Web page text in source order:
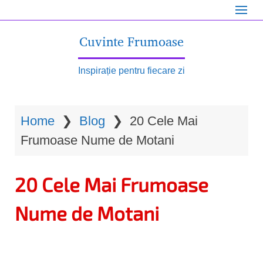
Cuvinte Frumoase
Inspirație pentru fiecare zi
Home ❯ Blog ❯ 20 Cele Mai
Frumoase Nume de Motani
20 Cele Mai Frumoase
Nume de Motani